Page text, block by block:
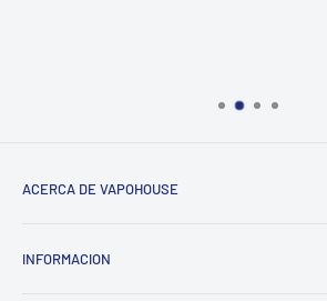
ACERCA DE VAPOHOUSE
costos de mantener un hogar, buscamos
INFORMACION